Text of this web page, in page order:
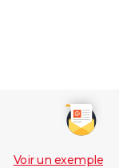
Voir un exemple